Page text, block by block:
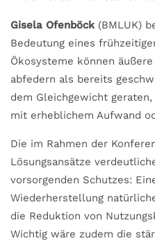
Gisela Ofenböck (BMLUK)
Bedeutung eines
Ökosysteme können
abfedern als bereits
dem Gleichgewicht
mit erheblichem Aufwand
Die im Rahmen der
Lösungsansätze
vorsorgenden Schutzes:
Wiederherstellung
die Reduktion von
Wichtig wäre zudem die